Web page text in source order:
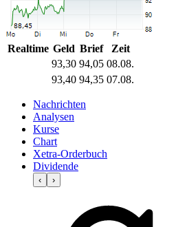
Realtime Geld Brief
Zeit
93,30 94,05 08.08.
93,40 94,35 07.08.
Nachrichten
Analysen
Kurse
Chart
Xetra-Orderbuch
Dividende
‹ ›